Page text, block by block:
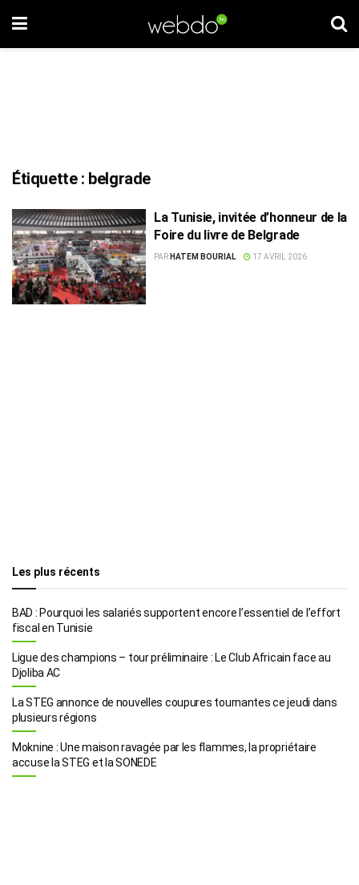
Étiquette : belgrade
La Tunisie, invitée d’honneur de la
Foire du livre de Belgrade
PAR HATEM BOURIAL 17 AVRIL 2026
Les plus récents
BAD : Pourquoi les salariés supportent encore l’essentiel de l’effort
fiscal en Tunisie
Ligue des champions – tour préliminaire : Le Club Africain face au
Djoliba AC
La STEG annonce de nouvelles coupures tournantes ce jeudi dans
plusieurs régions
Moknine : Une maison ravagée par les flammes, la propriétaire
accuse la STEG et la SONEDE